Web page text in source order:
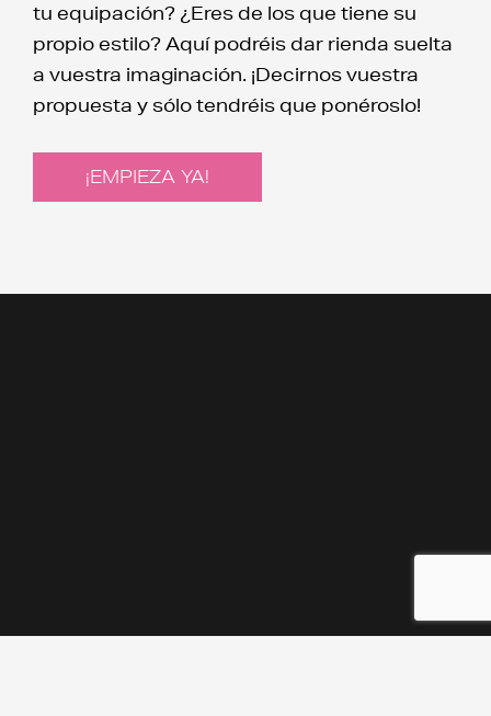
tu equipación? ¿Eres de los que tiene su
propio estilo? Aquí podréis dar rienda suelta
a vuestra imaginación. ¡Decirnos vuestra
propuesta y sólo tendréis que ponéroslo!
¡EMPIEZA YA!